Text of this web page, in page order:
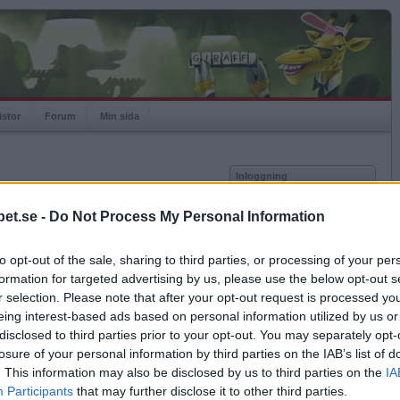
- Do Not Process My Personal Information
opt-out of the sale, sharing to third parties, or processing of your
for targeted advertising by us, please use the below opt-out
selection. Please note that after your opt-out request is processed
interest-based ads based on personal information utilized by us
to third parties prior to your opt-out. You may separately
of your personal information by third parties on the IAB’s list of
This information may also be disclosed by us to third parties on the
Participants that may further disclose it to other third parties.
Forum Min sida
06.
ändras därmed ej
0
15
Snitt poäng per match
233
Snitt drag per match
Snitt misslyckade drag per match
Inloggning
Kom ihåg mig
Glömt ditt lösenord?
Få ny aktiveringslänk
Betapet är gratis!